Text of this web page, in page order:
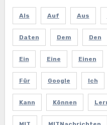
Als Auf Aus
Daten Dem Den
Ein Eine Einen
Für Google Ich
Kann Können